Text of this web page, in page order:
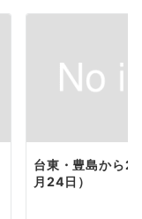
台東・豊島から2
月24日）